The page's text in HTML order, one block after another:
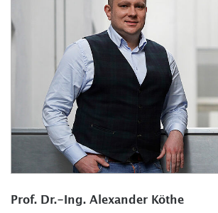
Prof. Dr.-Ing. Alexander Köthe